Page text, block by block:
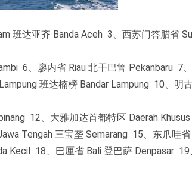
班达亚齐 Banda Aceh 3、西苏门答腊省
6、廖内省 Riau 北干巴鲁 Pekanbaru 7
班达楠榜 Bandar Lampung 10、明
12、大雅加达首都特区 Daerah
Tengah 三宝垄 Semarang 15、东爪哇
Kecil 18、巴厘省 Bali 登巴萨 Denpasar